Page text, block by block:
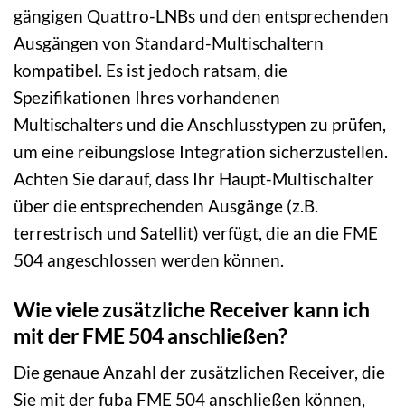
gängigen Quattro-LNBs und den entsprechenden
Ausgängen von Standard-Multischaltern
kompatibel. Es ist jedoch ratsam, die
Spezifikationen Ihres vorhandenen
Multischalters und die Anschlusstypen zu prüfen,
um eine reibungslose Integration sicherzustellen.
Achten Sie darauf, dass Ihr Haupt-Multischalter
über die entsprechenden Ausgänge (z.B.
terrestrisch und Satellit) verfügt, die an die FME
504 angeschlossen werden können.
Wie viele zusätzliche Receiver kann ich
mit der FME 504 anschließen?
Die genaue Anzahl der zusätzlichen Receiver, die
Sie mit der fuba FME 504 anschließen können,